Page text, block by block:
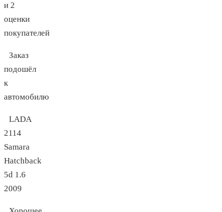
и 2
оценки
покупателей
Заказ
подошёл
к
автомобилю
LADA
2114
Samara
Hatchback
5d 1.6
2009